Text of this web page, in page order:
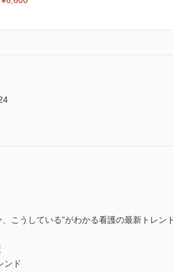
こうしている”がわかる看護の最新トレン
ンド